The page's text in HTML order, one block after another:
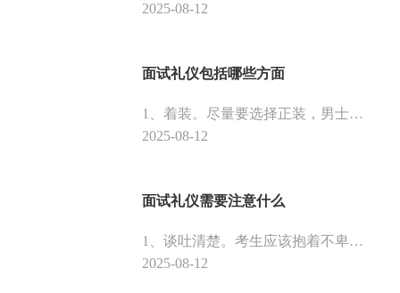
2025-08-12
面试礼仪包括哪些方面
1、着装。尽量要选择正装，男士要体现男士的风度，女性要体现女性的身材比例。保持的原则是简明、正式。不可以穿得过于时髦。2、妆容。男生头发长度不超过耳朵，不留长发。必须将胡子刮干净。将手指甲全部剪短，不允许指甲里存在污垢。女生要化淡妆，让自己看起来更有精神。
2025-08-12
面试礼仪需要注意什么
1、谈吐清楚。考生应该抱着不卑不亢的心态说话，因为面试是一个双向选择的过程，沟通中声音要尽量洪亮，语言要干脆利落，突出重点。2、尽量要选择正装，男士要体现男士的风度，女性要体现女性的身材比例。保持的原则是简明、正式。不可以穿得过于时髦。
2025-08-12